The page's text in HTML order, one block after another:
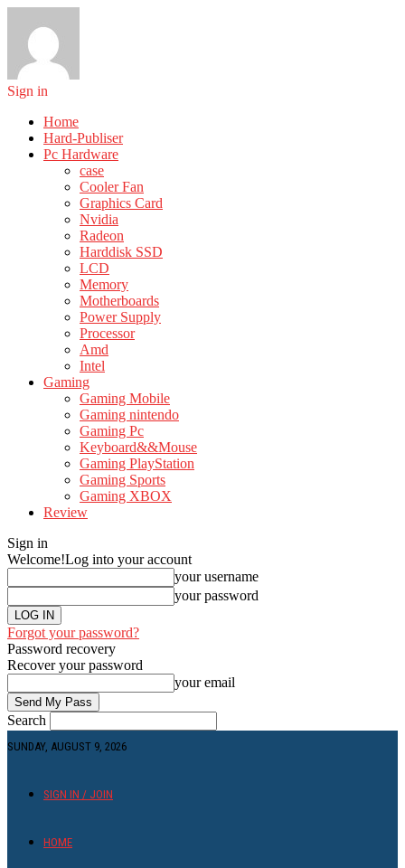
Sign in
Home
Hard-Publiser
Pc Hardware
case
Cooler Fan
Graphics Card
Nvidia
Radeon
Harddisk SSD
LCD
Memory
Motherboards
Power Supply
Processor
Amd
Intel
Gaming
Gaming Mobile
Gaming nintendo
Gaming Pc
Keyboard&&Mouse
Gaming PlayStation
Gaming Sports
Gaming XBOX
Review
Sign in
Welcome!Log into your account
your username
your password
Forgot your password?
Password recovery
Recover your password
your email
Search
SUNDAY, AUGUST 9, 2026
SIGN IN / JOIN
HOME